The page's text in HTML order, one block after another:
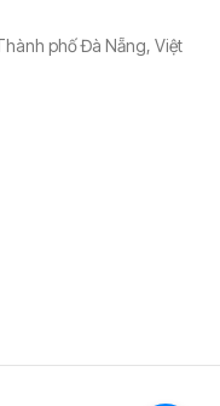
phố Đà Nẵng, Việt